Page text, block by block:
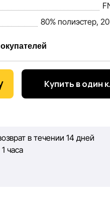
80% полиэстер,
ценим доверие
работаем над тем, чтобы
представленная на
чтобы вы
контроль, Sportlandia
всех данных,
ошибок или сбоев.
которые могут быть
Купить в один
в течении 14 дней
часа